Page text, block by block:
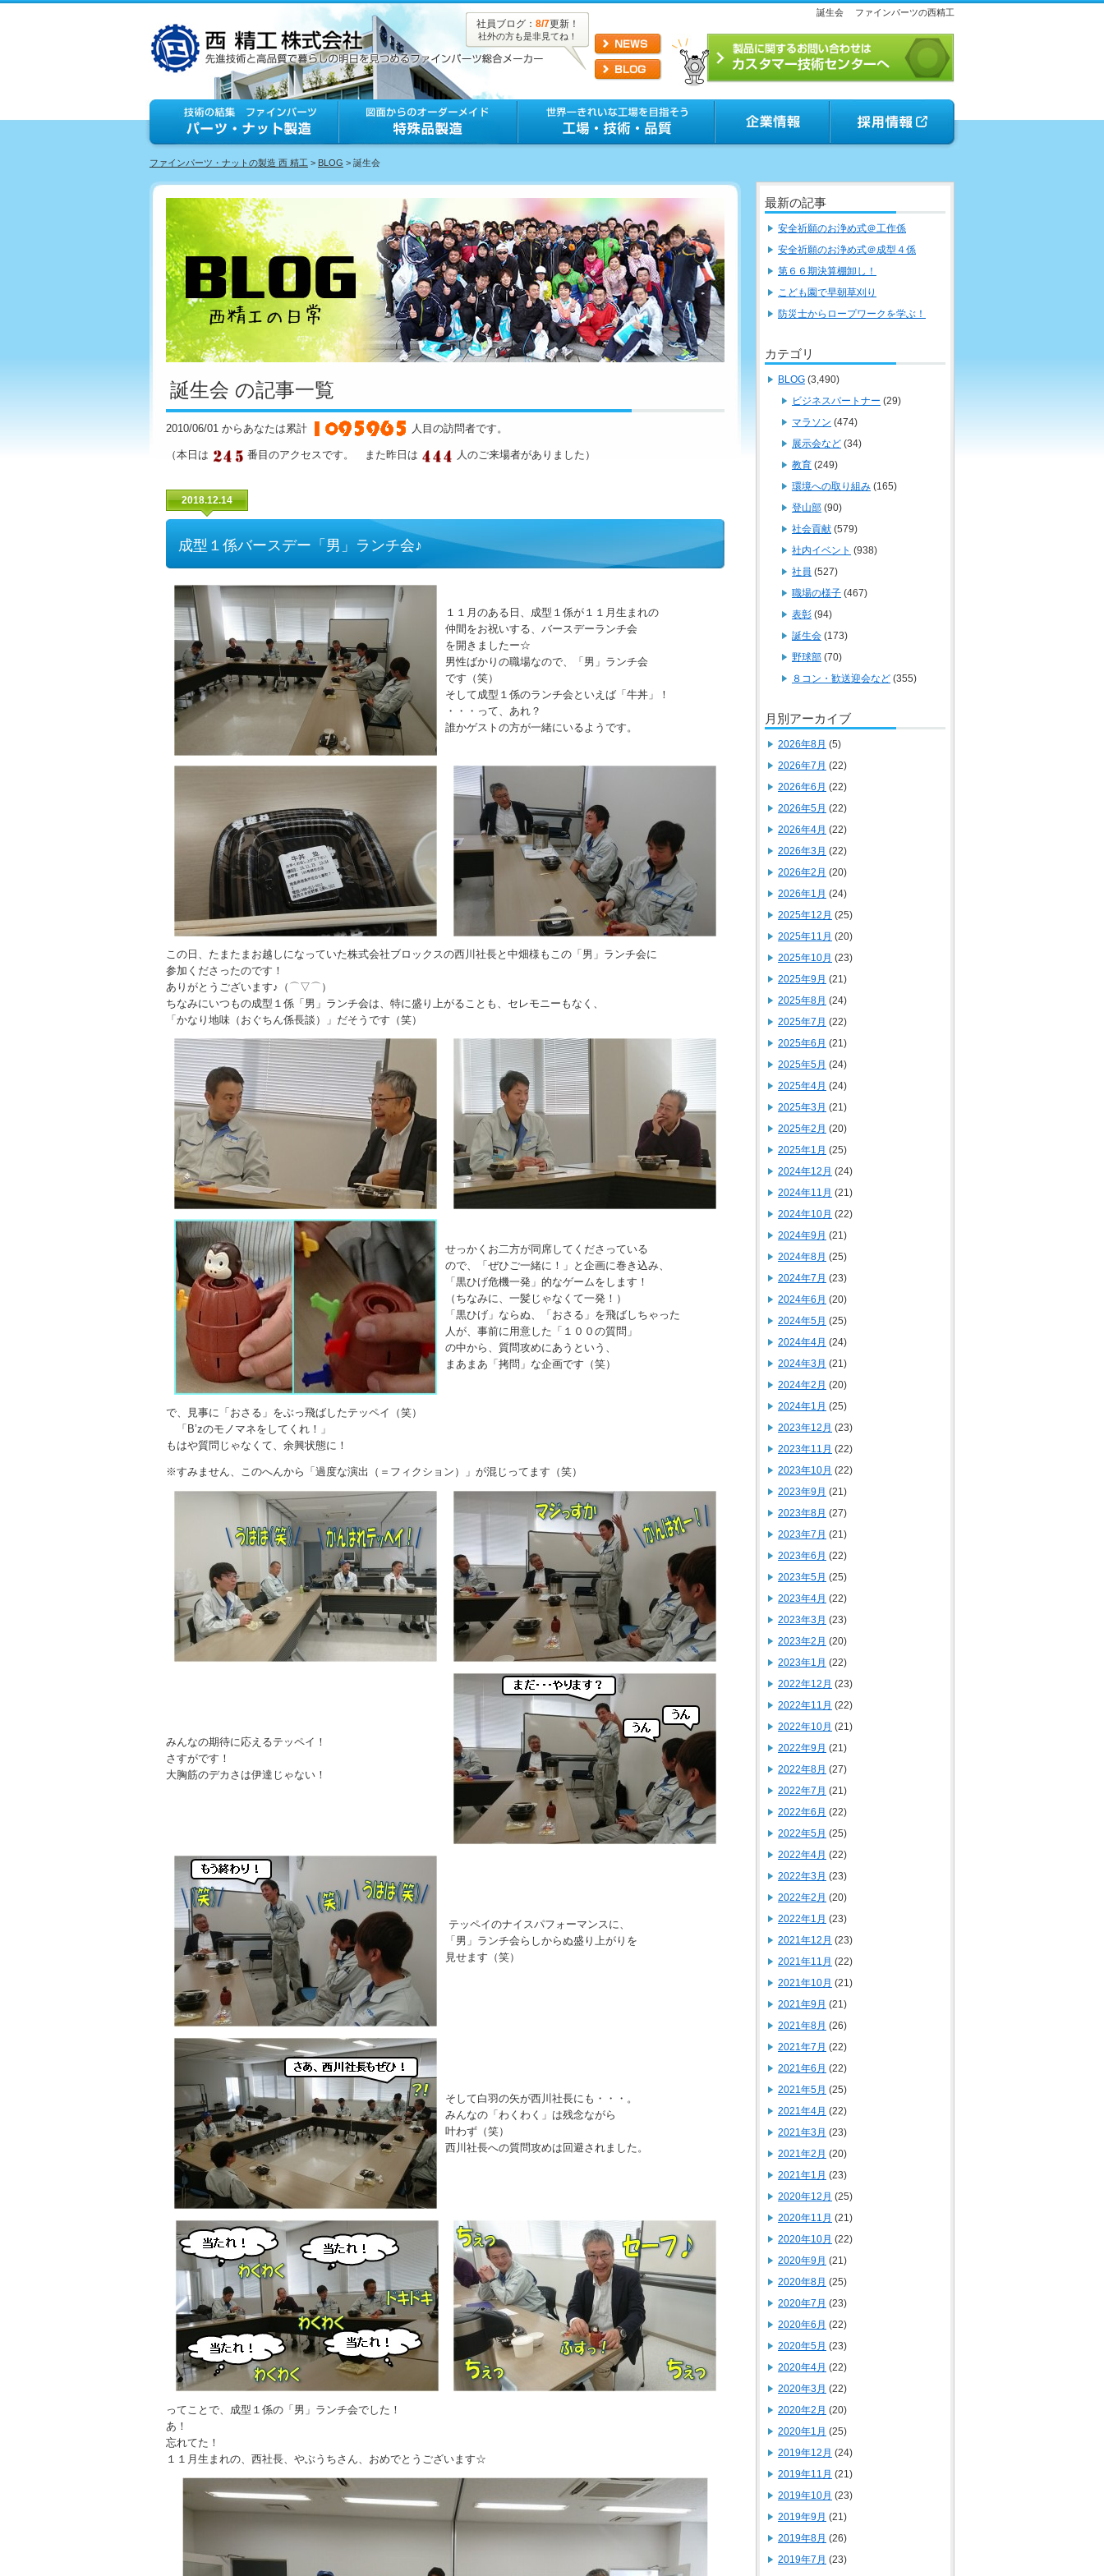
誕生会 ファインパーツの西精工
社員ブログ： 8/7更新！
社外の方も是非見てね！
ファインパーツ・ナットの製造 西 精工 > BLOG > 誕生会
誕生会 の記事一覧
2010/06/01 からあなたは累計 人目の訪問者です。
（本日は 番目のアクセスです。 また昨日は 人のご来場者がありました）
2018.12.14
成型１係バースデー「男」ランチ会♪
１１月のある日、成型１係が１１月生まれの
仲間をお祝いする、バースデーランチ会
を開きましたー☆
男性ばかりの職場なので、「男」ランチ会
です（笑）
そして成型１係のランチ会といえば「牛丼」！
・・・って、あれ？
誰かゲストの方が一緒にいるようです。
この日、たまたまお越しになっていた株式会社ブロックスの西川社長と中畑様もこの「男」ランチ会に
参加くださったのです！
ありがとうございます♪（⌒▽⌒）
ちなみにいつもの成型１係「男」ランチ会は、特に盛り上がることも、セレモニーもなく、
「かなり地味（おぐちん係長談）」だそうです（笑）
せっかくお二方が同席してくださっている
ので、「ぜひご一緒に！」と企画に巻き込み、
「黒ひげ危機一発」的なゲームをします！
（ちなみに、一髪じゃなくて一発！）
「黒ひげ」ならぬ、「おさる」を飛ばしちゃった
人が、事前に用意した「１００の質問」
の中から、質問攻めにあうという、
まあまあ「拷問」な企画です（笑）
で、見事に「おさる」をぶっ飛ばしたテッペイ（笑）
「B’zのモノマネをしてくれ！」
もはや質問じゃなくて、余興状態に！
※すみません、このへんから「過度な演出（＝フィクション）」が混じってます（笑）
みんなの期待に応えるテッペイ！
さすがです！
大胸筋のデカさは伊達じゃない！
テッペイのナイスパフォーマンスに、
「男」ランチ会らしからぬ盛り上がりを
見せます（笑）
そして白羽の矢が西川社長にも・・・。
みんなの「わくわく」は残念ながら
叶わず（笑）
西川社長への質問攻めは回避されました。
ってことで、成型１係の「男」ランチ会でした！
あ！
忘れてた！
１１月生まれの、西社長、やぶうちさん、おめでとうございます☆
最新の記事
安全祈願のお浄め式＠工作係
安全祈願のお浄め式＠成型４係
第６６期決算棚卸し！
こども園で早朝草刈り
防災士からロープワークを学ぶ！
カテゴリ
BLOG (3,490)
ビジネスパートナー (29)
マラソン (474)
展示会など (34)
教育 (249)
環境への取り組み (165)
登山部 (90)
社会貢献 (579)
社内イベント (938)
社員 (527)
職場の様子 (467)
表彰 (94)
誕生会 (173)
野球部 (70)
８コン・歓送迎会など (355)
月別アーカイブ
2026年8月 (5)
2026年7月 (22)
2026年6月 (22)
2026年5月 (22)
2026年4月 (22)
2026年3月 (22)
2026年2月 (20)
2026年1月 (24)
2025年12月 (25)
2025年11月 (20)
2025年10月 (23)
2025年9月 (21)
2025年8月 (24)
2025年7月 (22)
2025年6月 (21)
2025年5月 (24)
2025年4月 (24)
2025年3月 (21)
2025年2月 (20)
2025年1月 (25)
2024年12月 (24)
2024年11月 (21)
2024年10月 (22)
2024年9月 (21)
2024年8月 (25)
2024年7月 (23)
2024年6月 (20)
2024年5月 (25)
2024年4月 (24)
2024年3月 (21)
2024年2月 (20)
2024年1月 (25)
2023年12月 (23)
2023年11月 (22)
2023年10月 (22)
2023年9月 (21)
2023年8月 (27)
2023年7月 (21)
2023年6月 (22)
2023年5月 (25)
2023年4月 (22)
2023年3月 (23)
2023年2月 (20)
2023年1月 (22)
2022年12月 (23)
2022年11月 (22)
2022年10月 (21)
2022年9月 (21)
2022年8月 (27)
2022年7月 (21)
2022年6月 (22)
2022年5月 (25)
2022年4月 (22)
2022年3月 (23)
2022年2月 (20)
2022年1月 (23)
2021年12月 (23)
2021年11月 (22)
2021年10月 (21)
2021年9月 (21)
2021年8月 (26)
2021年7月 (22)
2021年6月 (22)
2021年5月 (25)
2021年4月 (22)
2021年3月 (23)
2021年2月 (20)
2021年1月 (23)
2020年12月 (25)
2020年11月 (21)
2020年10月 (22)
2020年9月 (21)
2020年8月 (25)
2020年7月 (23)
2020年6月 (22)
2020年5月 (23)
2020年4月 (22)
2020年3月 (22)
2020年2月 (20)
2020年1月 (25)
2019年12月 (24)
2019年11月 (21)
2019年10月 (23)
2019年9月 (21)
2019年8月 (26)
2019年7月 (23)